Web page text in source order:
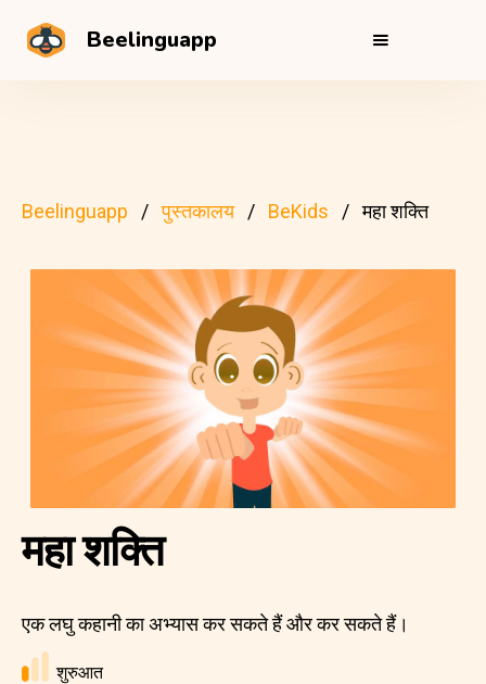
Beelinguapp
Beelinguapp पुस्तकालय BeKids महा शक्ति
महा शक्ति
एक लघु कहानी का अभ्यास कर सकते हैं और कर सकते हैं।
शुरुआत